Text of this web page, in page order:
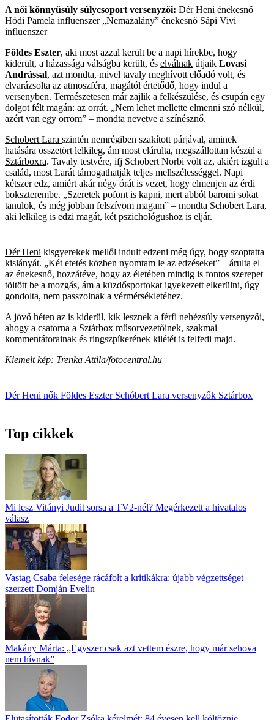
A női könnyűsúly súlycsoport versenyzői: Dér Heni énekesnő
Hódi Pamela influenszer „Nemazalány” énekesnő Sápi Vivi
influenszer
Földes Eszter, aki most azzal került be a napi hírekbe, hogy
kiderült, a házassága válságba került, és elválnak útjaik Lovasi
Andrással, azt mondta, mivel tavaly meghívott előadó volt, és
elvarázsolta az atmoszféra, magától értetődő, hogy indul a
versenyben. Természetesen már zajlik a felkészülése, és csupán egy
dolgot félt magán: az orrát. „Nem lehet mellette elmenni szó nélkül,
azért van egy orrom” – mondta nevetve a színésznő.
Schobert Lara szintén nemrégiben szakított párjával, aminek
hatására összetört lelkileg, ám most elárulta, megszállottan készül a
Sztárboxra. Tavaly testvére, ifj Schobert Norbi volt az, akiért izgult a
család, most Larát támogathatják teljes mellszélességgel. Napi
kétszer edz, amiért akár négy órát is vezet, hogy elmenjen az érdi
bokszterembe. „Szeretek pofont is kapni, mert abból baromi sokat
tanulok, és még jobban felszívom magam” – mondta Schobert Lara,
aki lelkileg is edzi magát, két pszichológushoz is eljár.
Dér Heni kisgyerekek mellől indult edzeni még úgy, hogy szoptatta
kislányát. „Két etetés közben nyomtam le az edzéseket” – árulta el
az énekesnő, hozzátéve, hogy az életében mindig is fontos szerepet
töltött be a mozgás, ám a küzdősportokat igyekezett elkerülni, úgy
gondolta, nem passzolnak a vérmérsékletéhez.
A jövő héten az is kiderül, kik lesznek a férfi nehézsúly versenyzői,
ahogy a csatorna a Sztárbox műsorvezetőinek, szakmai
kommentátorainak és ringszpíkerének kilétét is felfedi majd.
Kiemelt kép: Trenka Attila/fotocentral.hu
Dér Heni nők Földes Eszter Schóbert Lara versenyzők Sztárbox
Top cikkek
Mi lesz Vitányi Judit sorsa a TV2-nél? Megérkezett a hivatalos
válasz
Vastag Csaba felesége rácáfolt a kritikákra: újabb végzettséget
szerzett Domján Evelin
Makány Márta: „Egyszer csak azt vettem észre, hogy már sehova
nem hívnak”